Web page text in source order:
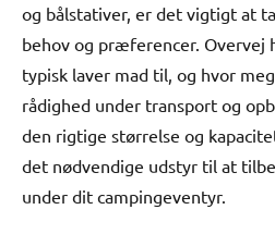
og bålstativer, er det vigtigt at
behov og præferencer. Overvej
typisk laver mad til, og hvor
rådighed under transport og
den rigtige størrelse og
det nødvendige udstyr til at
under dit campingeventyr.